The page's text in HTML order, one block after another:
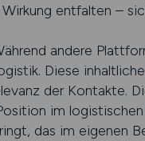
entfalten –
andere
Diese
der Kontakte.
im
das im eigenen